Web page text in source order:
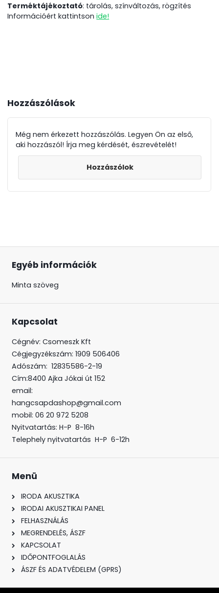
Terméktájékoztató: tárolás, színváltozás, rögzítés
Információért kattintsonide!
Hozzászólások
Még nem érkezett hozzászólás. Legyen Ön az első,
aki hozzászól! Írja meg kérdését, észrevételét!
Hozzászólok
Egyéb információk
Minta szöveg
Kapcsolat
Cégnév: Csomeszk Kft
Cégjegyzékszám: 1909 506406
Adószám: 12835586-2-19
Cím:8400 Ajka Jókai út 152
email:
hangcsapdashop@gmail.com
mobil: 06 20 972 5208
Nyitvatartás: H-P 8-16h
Telephely nyitvatartás H-P 6-12h
Menü
IRODA AKUSZTIKA
IRODAI AKUSZTIKAI PANEL
FELHASZNÁLÁS
MEGRENDELÉS, ÁSZF
KAPCSOLAT
IDŐPONTFOGLALÁS
ÁSZF ÉS ADATVÉDELEM (GPRS)